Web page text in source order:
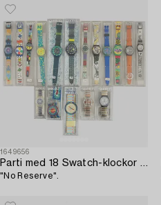
1649656
Parti med 18 Swatch-klockor från omkring 1990,
"No Reserve".